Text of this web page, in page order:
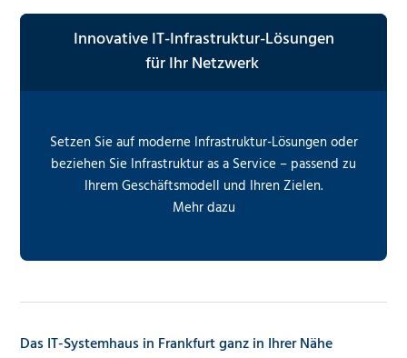
Innovative IT-Infrastruktur-Lösungen
für Ihr Netzwerk
Setzen Sie auf moderne Infrastruktur-Lösungen oder
beziehen Sie Infrastruktur as a Service – passend zu
Ihrem Geschäftsmodell und Ihren Zielen.
Mehr dazu
Das IT-Systemhaus in Frankfurt ganz in Ihrer Nähe